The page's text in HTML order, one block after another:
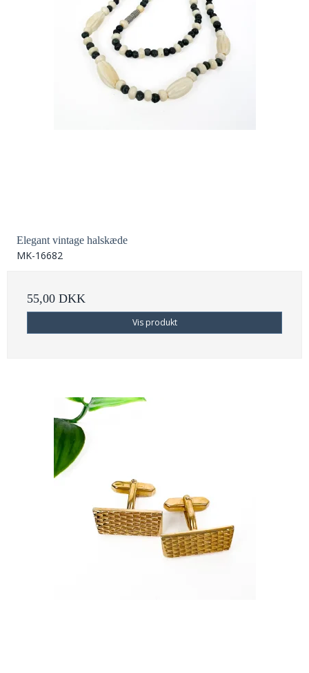
Elegant vintage halskæde
MK-16682
55,00 DKK
Vis produkt